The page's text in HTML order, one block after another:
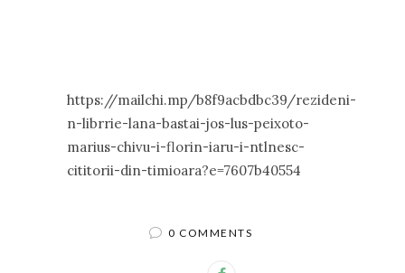
https://mailchi.mp/b8f9acbdbc39/rezideni-
n-librrie-lana-bastai-jos-lus-peixoto-
marius-chivu-i-florin-iaru-i-ntlnesc-
cititorii-din-timioara?e=7607b40554
0 COMMENTS